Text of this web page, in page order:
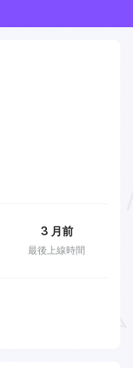
最後上線時間
3 月前